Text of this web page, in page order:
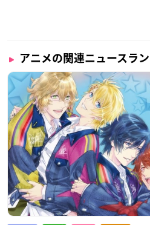
アニメの関連ニュースラ